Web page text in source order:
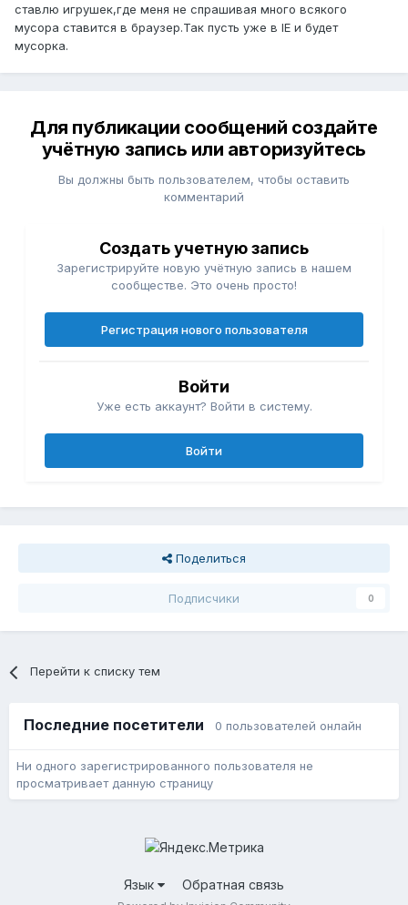
ставлю игрушек,где меня не спрашивая много всякого
мусора ставится в браузер.Так пусть уже в IE и будет
мусорка.
Для публикации сообщений создайте
учётную запись или авторизуйтесь
Вы должны быть пользователем, чтобы оставить
комментарий
Создать учетную запись
Зарегистрируйте новую учётную запись в нашем
сообществе. Это очень просто!
Регистрация нового пользователя
Войти
Уже есть аккаунт? Войти в систему.
Войти
Поделиться
Подписчики 0
Перейти к списку тем
Последние посетители 0 пользователей онлайн
Ни одного зарегистрированного пользователя не
просматривает данную страницу
Язык Обратная связь